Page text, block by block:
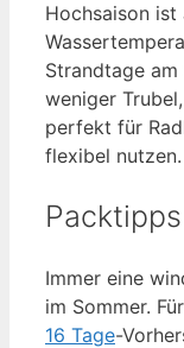
Hochsaison
Strandtage
weniger
perfekt für
flexibel nutzen.
Immer eine
im Sommer.
16 Tage-